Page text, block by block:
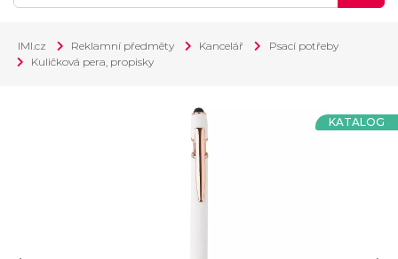
IMI.cz Reklamní předměty Kancelář
Psací potřeby
Kuličková pera, propisky
KATALOG